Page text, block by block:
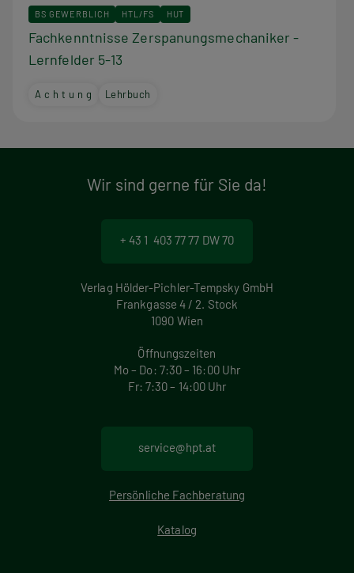
BS GEWERBLICH HTL/FS HUT
Fachkenntnisse Zerspanungsmechaniker -
Lernfelder 5-13
A c h t u n g Lehrbuch
Wir sind gerne für Sie da!
+ 43 1 403 77 77 DW 70
Verlag Hölder-Pichler-Tempsky GmbH
Frankgasse 4 / 2. Stock
1090 Wien
Öffnungszeiten
Mo – Do: 7:30 – 16:00 Uhr
Fr: 7:30 – 14:00 Uhr
service@hpt.at
Persönliche Fachberatung
Katalog